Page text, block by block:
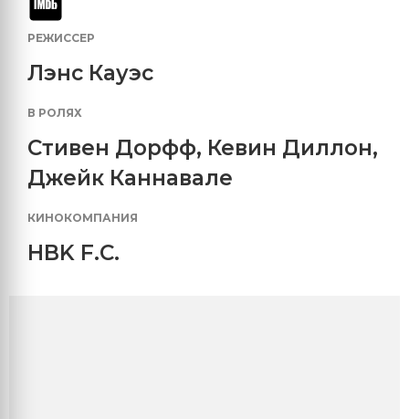
РЕЖИССЕР
Лэнс Кауэс
В РОЛЯХ
Стивен Дорфф, Кевин Диллон,
Джейк Каннавале
КИНОКОМПАНИЯ
HBK F.C.